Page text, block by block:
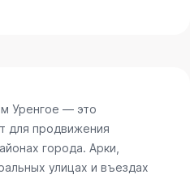
Уренгое — это
для продвижения
города. Арки,
улицах и въездах